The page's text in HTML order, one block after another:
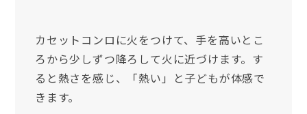
カセットコンロに火をつけて、手を高いとこ
ろから少しずつ降ろして火に近づけます。す
ると熱さを感じ、「熱い」と子どもが体感で
きます。